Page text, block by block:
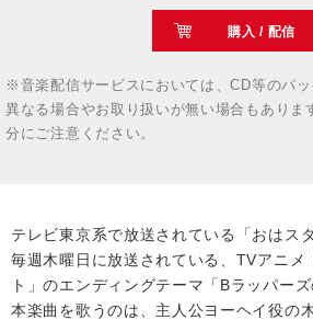
購入 / 配信
※音楽配信サービスにおいては、CD等のパ
異なる場合やお取り扱いが無い場合もありま
分にご注意ください。
テレビ東京系で放送されている「おはス
毎週木曜日に放送されている、TVアニメ
ト」のエンディングテーマ「Bラッパー
本楽曲を歌うのは、主人公ヨーヘイ役の